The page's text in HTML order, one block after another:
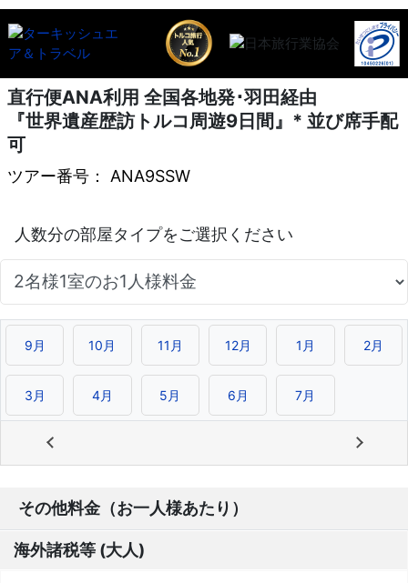
直行便ANA利用 全国各地発･羽田経由
『世界遺産歴訪トルコ周遊9日間』* 並び席手配
可
ツアー番号： ANA9SSW
9月 10月 11月 12月 1月 2月
3月 4月 5月 6月 7月
その他料金（お一人様あたり）
海外諸税等 (大人)